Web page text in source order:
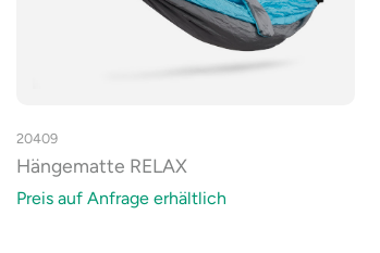
20409
Hängematte RELAX
Preis auf Anfrage erhältlich